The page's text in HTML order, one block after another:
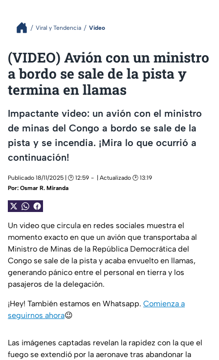
Viral y Tendencia Video
(VIDEO) Avión con un ministro
a bordo se sale de la pista y
termina en llamas
Impactante video: un avión con el ministro
de minas del Congo a bordo se sale de la
pista y se incendia. ¡Mira lo que ocurrió a
continuación!
Publicado 18/11/2025 | 🕑 12:59
| Actualizado 🕑 13:19
Por: Osmar R. Miranda
Un video que circula en redes sociales muestra el
momento exacto en que un avión que transportaba al
Ministro de Minas de la República Democrática del
Congo se sale de la pista y acaba envuelto en llamas,
generando pánico entre el personal en tierra y los
pasajeros de la delegación.
¡Hey! También estamos en Whatsapp. Comienza a
seguirnos ahora😉
Las imágenes captadas revelan la rapidez con la que el
fuego se extendió por la aeronave tras abandonar la